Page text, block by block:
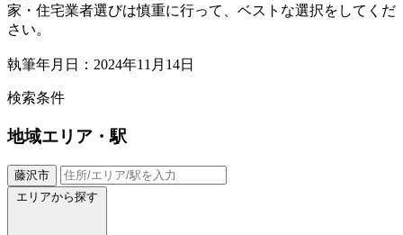
家・住宅業者選びは慎重に行って、ベストな選択をしてくだ
さい。
執筆年月日：2024年11月14日
検索条件
地域エリア・駅
藤沢市
エリアから探す